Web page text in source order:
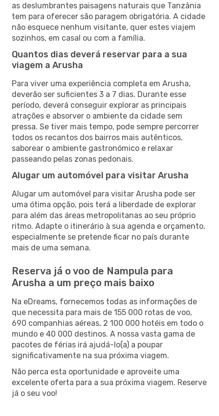
as deslumbrantes paisagens naturais que Tanzânia
tem para oferecer são paragem obrigatória. A cidade
não esquece nenhum visitante, quer estes viajem
sozinhos, em casal ou com a família.
Quantos dias deverá reservar para a sua
viagem a Arusha
Para viver uma experiência completa em Arusha,
deverão ser suficientes 3 a 7 dias. Durante esse
período, deverá conseguir explorar as principais
atrações e absorver o ambiente da cidade sem
pressa. Se tiver mais tempo, pode sempre percorrer
todos os recantos dos bairros mais autênticos,
saborear o ambiente gastronómico e relaxar
passeando pelas zonas pedonais.
Alugar um automóvel para visitar Arusha
Alugar um automóvel para visitar Arusha pode ser
uma ótima opção, pois terá a liberdade de explorar
para além das áreas metropolitanas ao seu próprio
ritmo. Adapte o itinerário à sua agenda e orçamento,
especialmente se pretende ficar no país durante
mais de uma semana.
Reserva já o voo de Nampula para
Arusha a um preço mais baixo
Na eDreams, fornecemos todas as informações de
que necessita para mais de 155 000 rotas de voo,
690 companhias aéreas, 2 100 000 hotéis em todo o
mundo e 40 000 destinos. A nossa vasta gama de
pacotes de férias irá ajudá-lo(a) a poupar
significativamente na sua próxima viagem.
Não perca esta oportunidade e aproveite uma
excelente oferta para a sua próxima viagem. Reserve
já o seu voo!